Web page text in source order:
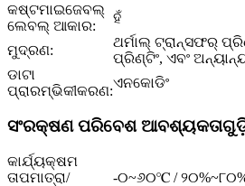
କଷ୍ଟମାଇଜେବଲ୍
ଲେବଲ୍ ଆକାର:
ହଁ
ମୁଦ୍ରଣ:
ଥର୍ମାଲ୍ ଟ୍ରାନ୍ସଫର୍
ପ୍ରିଣ୍ଟିଂ, ଏବଂ
ଡାଟା
ପ୍ରାରମ୍ଭିକୀକରଣ:
ଏନକୋଡିଂ
ସଂରକ୍ଷଣ ପରିବେଶ
କାର୍ଯ୍ୟକ୍ଷମ
ତାପମାତ୍ରା/
-୦~୬୦℃ /